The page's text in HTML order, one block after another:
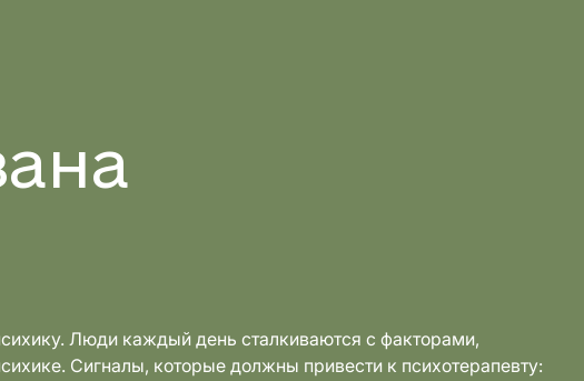
Люди каждый день сталкиваются с факторами,
Сигналы, которые должны привести к психотерапевту: